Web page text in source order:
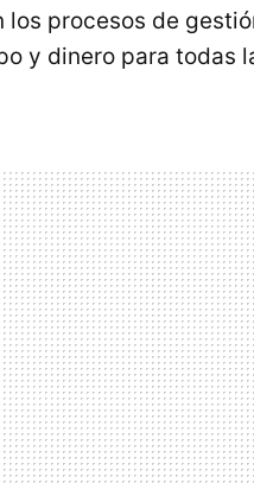
los procesos de
y dinero para todas